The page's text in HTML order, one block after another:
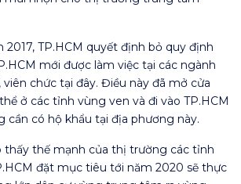
2017, TP.HCM quyết định bỏ quy định
mới được làm việc tại các ngành
chức tại đây. Điều này đã mở cửa
ở các tỉnh vùng ven và đi vào TP.HCM
cần có hộ khẩu tại địa phương này.
thấy thế mạnh của thị trường các tỉnh
đặt mục tiêu tới năm 2020 sẽ thực